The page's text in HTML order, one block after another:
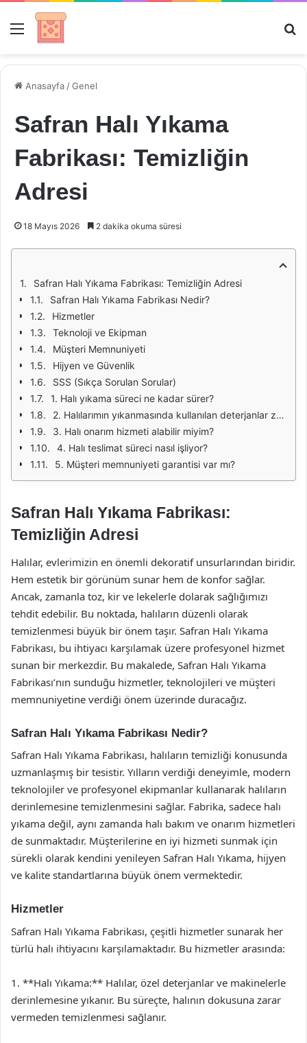
Menü
Anasayfa /Genel
Safran Halı Yıkama
Fabrikası: Temizliğin
Adresi
18 Mayıs 2026 2 dakika okuma süresi
Safran Halı Yıkama Fabrikası: Temizliğin Adresi
Safran Halı Yıkama Fabrikası Nedir?
Hizmetler
Teknoloji ve Ekipman
Müşteri Memnuniyeti
Hijyen ve Güvenlik
SSS (Sıkça Sorulan Sorular)
1. Halı yıkama süreci ne kadar sürer?
2. Halılarımın yıkanmasında kullanılan deterjanlar zararlı mı?
3. Halı onarım hizmeti alabilir miyim?
4. Halı teslimat süreci nasıl işliyor?
5. Müşteri memnuniyeti garantisi var mı?
Safran Halı Yıkama Fabrikası:
Temizliğin Adresi
Halılar, evlerimizin en önemli dekoratif unsurlarından biridir.
Hem estetik bir görünüm sunar hem de konfor sağlar.
Ancak, zamanla toz, kir ve lekelerle dolarak sağlığımızı
tehdit edebilir. Bu noktada, halıların düzenli olarak
temizlenmesi büyük bir önem taşır. Safran Halı Yıkama
Fabrikası, bu ihtiyacı karşılamak üzere profesyonel hizmet
sunan bir merkezdir. Bu makalede, Safran Halı Yıkama
Fabrikası’nın sunduğu hizmetler, teknolojileri ve müşteri
memnuniyetine verdiği önem üzerinde duracağız.
Safran Halı Yıkama Fabrikası Nedir?
Safran Halı Yıkama Fabrikası, halıların temizliği konusunda
uzmanlaşmış bir tesistir. Yılların verdiği deneyimle, modern
teknolojiler ve profesyonel ekipmanlar kullanarak halıların
derinlemesine temizlenmesini sağlar. Fabrika, sadece halı
yıkama değil, aynı zamanda halı bakım ve onarım hizmetleri
de sunmaktadır. Müşterilerine en iyi hizmeti sunmak için
sürekli olarak kendini yenileyen Safran Halı Yıkama, hijyen
ve kalite standartlarına büyük önem vermektedir.
Hizmetler
Safran Halı Yıkama Fabrikası, çeşitli hizmetler sunarak her
türlü halı ihtiyacını karşılamaktadır. Bu hizmetler arasında:
1. **Halı Yıkama:** Halılar, özel deterjanlar ve makinelerle
derinlemesine yıkanır. Bu süreçte, halının dokusuna zarar
vermeden temizlenmesi sağlanır.